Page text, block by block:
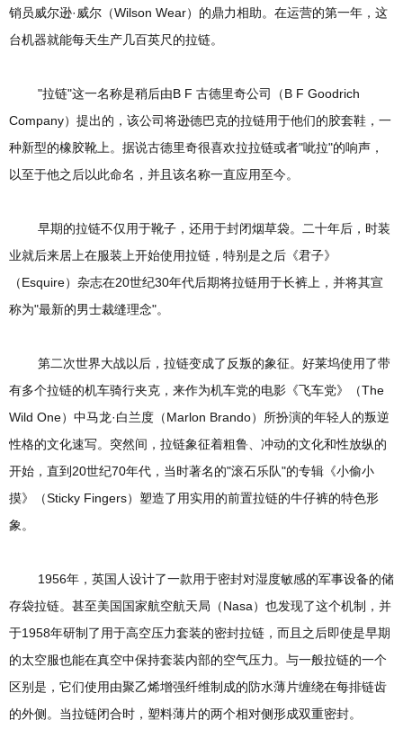
销员威尔逊·威尔（Wilson Wear）的鼎力相助。在运营的第一年，这
台机器就能每天生产几百英尺的拉链。
"拉链"这一名称是稍后由B F 古德里奇公司（B F Goodrich
Company）提出的，该公司将逊德巴克的拉链用于他们的胶套鞋，一
种新型的橡胶靴上。据说古德里奇很喜欢拉拉链或者"呲拉"的响声，
以至于他之后以此命名，并且该名称一直应用至今。
早期的拉链不仅用于靴子，还用于封闭烟草袋。二十年后，时装
业就后来居上在服装上开始使用拉链，特别是之后《君子》
（Esquire）杂志在20世纪30年代后期将拉链用于长裤上，并将其宣
称为"最新的男士裁缝理念"。
第二次世界大战以后，拉链变成了反叛的象征。好莱坞使用了带
有多个拉链的机车骑行夹克，来作为机车党的电影《飞车党》（The
Wild One）中马龙·白兰度（Marlon Brando）所扮演的年轻人的叛逆
性格的文化速写。突然间，拉链象征着粗鲁、冲动的文化和性放纵的
开始，直到20世纪70年代，当时著名的"滚石乐队"的专辑《小偷小
摸》（Sticky Fingers）塑造了用实用的前置拉链的牛仔裤的特色形
象。
1956年，英国人设计了一款用于密封对湿度敏感的军事设备的储
存袋拉链。甚至美国国家航空航天局（Nasa）也发现了这个机制，并
于1958年研制了用于高空压力套装的密封拉链，而且之后即使是早期
的太空服也能在真空中保持套装内部的空气压力。与一般拉链的一个
区别是，它们使用由聚乙烯增强纤维制成的防水薄片缠绕在每排链齿
的外侧。当拉链闭合时，塑料薄片的两个相对侧形成双重密封。